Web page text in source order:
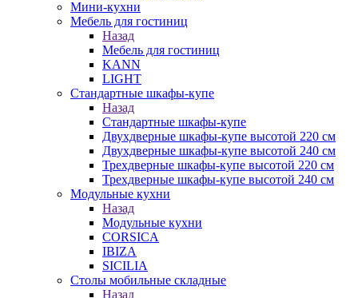
Мини-кухни
Мебель для гостиниц
Назад
Мебель для гостиниц
KANN
LIGHT
Стандартные шкафы-купе
Назад
Стандартные шкафы-купе
Двухдверные шкафы-купе высотой 220 см
Двухдверные шкафы-купе высотой 240 см
Трехдверные шкафы-купе высотой 220 см
Трехдверные шкафы-купе высотой 240 см
Модульные кухни
Назад
Модульные кухни
CORSICA
IBIZA
SICILIA
Столы мобильные складные
Назад